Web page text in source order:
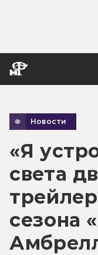
Новости
«Я
света
сезона